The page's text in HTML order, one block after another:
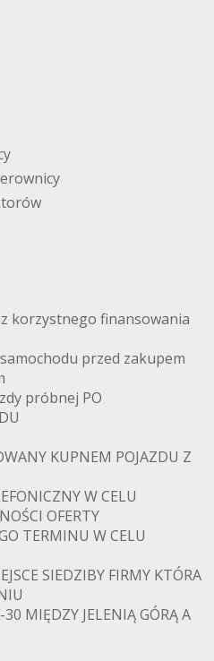
korzystnego finansowania
przed zakupem
próbnej PO
KUPNEM POJAZDU Z
W CELU
OFERTY
TERMINU W CELU
SIEDZIBY FIRMY KTÓRA
MIĘDZY JELENIĄ GÓRĄ A